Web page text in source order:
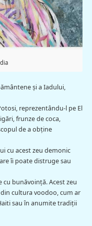
și a Iadului,
reprezentându-l pe El
frunze de coca,
de a obține
cu acest zeu demonic
îi poate distruge sau
cu bunăvoinţă. Acest zeu
cultura voodoo, cum ar
sau în anumite tradiţii